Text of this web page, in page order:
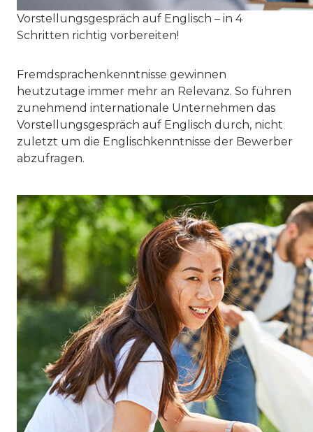
Vorstellungsgespräch auf Englisch – in 4
Schritten richtig vorbereiten!
Fremdsprachenkenntnisse gewinnen
heutzutage immer mehr an Relevanz. So führen
zunehmend internationale Unternehmen das
Vorstellungsgespräch auf Englisch durch, nicht
zuletzt um die Englischkenntnisse der Bewerber
abzufragen.